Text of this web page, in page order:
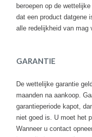
Stretch Werkbroeken
Veiligheidsbroeken
Thermobroeken
Dames Werkbroeken
Zaagbroeken
beroepen op de
dat een product datgene
alle redelijkheid van mag
GARANTIE
De wettelijke garantie
maanden na aankoop.
garantieperiode kapot,
niet goed is. U moet het
Wanneer u contact